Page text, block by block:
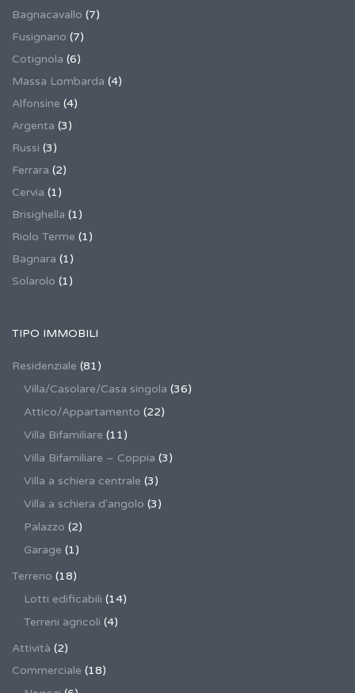
Bagnacavallo (7)
Fusignano (7)
Cotignola (6)
Massa Lombarda (4)
Alfonsine (4)
Argenta (3)
Russi (3)
Ferrara (2)
Cervia (1)
Brisighella (1)
Riolo Terme (1)
Bagnara (1)
Solarolo (1)
TIPO IMMOBILI
Residenziale (81)
Villa/Casolare/Casa singola (36)
Attico/Appartamento (22)
Villa Bifamiliare (11)
Villa Bifamiliare – Coppia (3)
Villa a schiera centrale (3)
Villa a schiera d'angolo (3)
Palazzo (2)
Garage (1)
Terreno (18)
Lotti edificabili (14)
Terreni agricoli (4)
Attività (2)
Commerciale (18)